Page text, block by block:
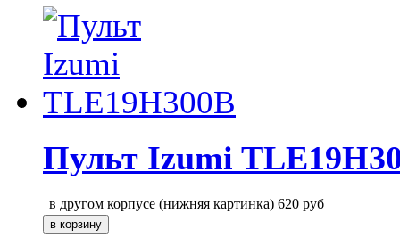
Пульт Izumi
в другом корпусе (нижняя картинка) 620 руб